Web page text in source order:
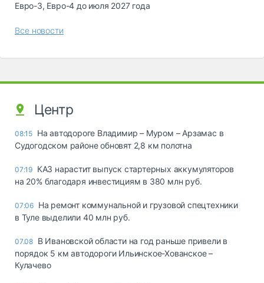
Евро-3, Евро-4 до июля 2027 года
Все новости
Центр
08:15 На автодороге Владимир – Муром – Арзамас в
Судогодском районе обновят 2,8 км полотна
07:19 КАЗ нарастит выпуск стартерных аккумуляторов
на 20% благодаря инвестициям в 380 млн руб.
07:06 На ремонт коммунальной и грузовой спецтехники
в Туле выделили 40 млн руб.
07.08 В Ивановской области на год раньше привели в
порядок 5 км автодороги Ильинское-Хованское –
Кулачево